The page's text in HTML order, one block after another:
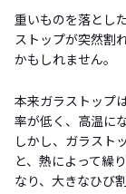
重いものを落とし
ストップが突然割
かもしれません。
本来ガラストップ
率が低く、高温に
しかし、ガラスト
と、熱によって繰
なり、大きなひび